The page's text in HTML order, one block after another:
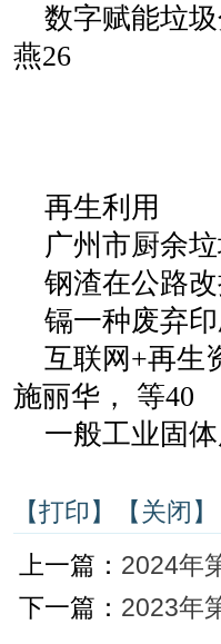
数字赋能垃
燕26
再生利用
广州市厨余
钢渣在公路
镉一种废弃
互联网+再生
施丽华， 等40
一般工业固
【打印】
【关闭】
上一篇： 2024年
下一篇： 2023年